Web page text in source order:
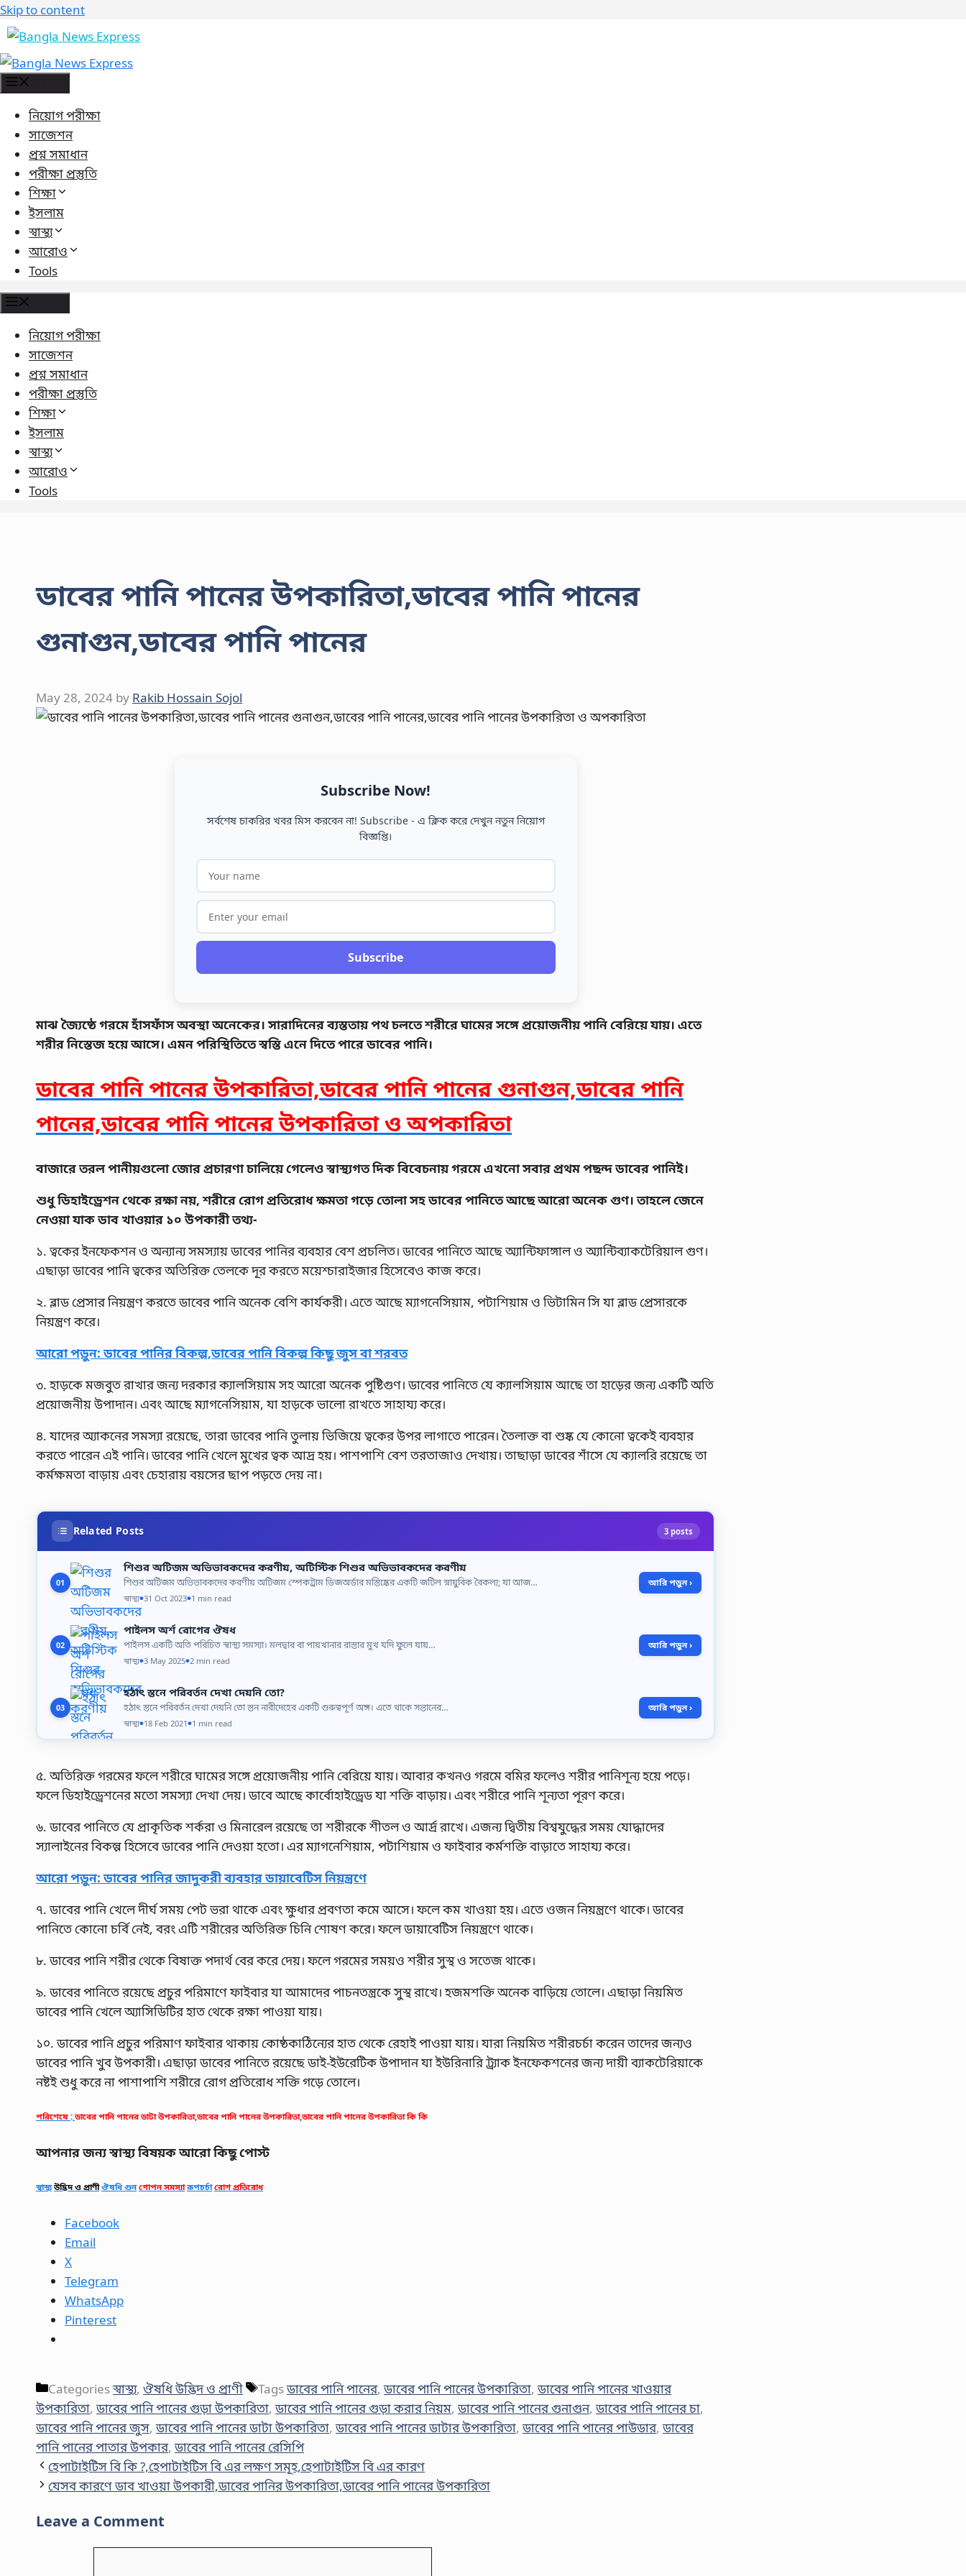
Skip to content
নিয়োগ পরীক্ষা
সাজেশন
প্রশ্ন সমাধান
পরীক্ষা প্রস্তুতি
শিক্ষা
ইসলাম
স্বাস্থ্য
আরোও
Tools
নিয়োগ পরীক্ষা
সাজেশন
প্রশ্ন সমাধান
পরীক্ষা প্রস্তুতি
শিক্ষা
ইসলাম
স্বাস্থ্য
আরোও
Tools
ডাবের পানি পানের উপকারিতা,ডাবের পানি পানের
গুনাগুন,ডাবের পানি পানের
May 28, 2024 by Rakib Hossain Sojol
Subscribe Now!
সর্বশেষ চাকরির খবর মিস করবেন না! Subscribe - এ ক্লিক করে দেখুন নতুন নিয়োগ
বিজ্ঞপ্তি।
Subscribe
মাঝ জ্যৈষ্ঠে গরমে হাঁসফাঁস অবস্থা অনেকের। সারাদিনের ব্যস্ততায় পথ চলতে শরীরে ঘামের সঙ্গে প্রয়োজনীয় পানি বেরিয়ে যায়। এতে
শরীর নিস্তেজ হয়ে আসে। এমন পরিস্থিতিতে স্বস্তি এনে দিতে পারে ডাবের পানি।
ডাবের পানি পানের উপকারিতা,ডাবের পানি পানের গুনাগুন,ডাবের পানি
পানের,ডাবের পানি পানের উপকারিতা ও অপকারিতা
বাজারে তরল পানীয়গুলো জোর প্রচারণা চালিয়ে গেলেও স্বাস্থ্যগত দিক বিবেচনায় গরমে এখনো সবার প্রথম পছন্দ ডাবের পানিই।
শুধু ডিহাইড্রেশন থেকে রক্ষা নয়, শরীরে রোগ প্রতিরোধ ক্ষমতা গড়ে তোলা সহ ডাবের পানিতে আছে আরো অনেক গুণ। তাহলে জেনে
নেওয়া যাক ডাব খাওয়ার ১০ উপকারী তথ্য-
১. ত্বকের ইনফেকশন ও অন্যান্য সমস্যায় ডাবের পানির ব্যবহার বেশ প্রচলিত। ডাবের পানিতে আছে অ্যান্টিফাঙ্গাল ও অ্যান্টিব্যাকটেরিয়াল গুণ।
এছাড়া ডাবের পানি ত্বকের অতিরিক্ত তেলকে দূর করতে ময়েশ্চারাইজার হিসেবেও কাজ করে।
২. ব্লাড প্রেসার নিয়ন্ত্রণ করতে ডাবের পানি অনেক বেশি কার্যকরী। এতে আছে ম্যাগনেসিয়াম, পটাশিয়াম ও ভিটামিন সি যা ব্লাড প্রেসারকে
নিয়ন্ত্রণ করে।
আরো পড়ুন: ডাবের পানির বিকল্প,ডাবের পানি বিকল্প কিছু জুস বা শরবত
৩. হাড়কে মজবুত রাখার জন্য দরকার ক্যালসিয়াম সহ আরো অনেক পুষ্টিগুণ। ডাবের পানিতে যে ক্যালসিয়াম আছে তা হাড়ের জন্য একটি অতি
প্রয়োজনীয় উপাদান। এবং আছে ম্যাগনেসিয়াম, যা হাড়কে ভালো রাখতে সাহায্য করে।
৪. যাদের অ্যাকনের সমস্যা রয়েছে, তারা ডাবের পানি তুলায় ভিজিয়ে ত্বকের উপর লাগাতে পারেন। তৈলাক্ত বা শুষ্ক যে কোনো ত্বকেই ব্যবহার
করতে পারেন এই পানি। ডাবের পানি খেলে মুখের ত্বক আদ্র হয়। পাশপাশি বেশ তরতাজাও দেখায়। তাছাড়া ডাবের শাঁসে যে ক্যালরি রয়েছে তা
কর্মক্ষমতা বাড়ায় এবং চেহারায় বয়সের ছাপ পড়তে দেয় না।
Related Posts 3 posts
01
শিশুর অটিজম অভিভাবকদের করণীয়, অটিস্টিক শিশুর অভিভাবকদের করণীয়
শিশুর অটিজম অভিভাবকদের করণীয় অটিজম স্পেকট্রাম ডিজঅর্ডার মস্তিষ্কের একটি জটিল স্নায়ুবিক বৈকল্য; যা আজ…
স্বাস্থ্য●31 Oct 2023●1 min read
আরি পড়ুন ›
02
পাইলস অর্শ রোগের ঔষধ
পাইলস একটি অতি পরিচিত স্বাস্থ্য সমস্যা। মলদ্বার বা পায়খানার রাস্তার মুখ যদি ফুলে যায়…
স্বাস্থ্য●3 May 2025●2 min read
আরি পড়ুন ›
03
হঠাৎ স্তনে পরিবর্তন দেখা দেয়নি তো?
হঠাৎ স্তনে পরিবর্তন দেখা দেয়নি তো স্তন নারীদেহের একটি গুরুত্বপূর্ণ অঙ্গ। এতে থাকে সন্তানের…
স্বাস্থ্য●18 Feb 2021 ●1 min read
আরি পড়ুন ›
৫. অতিরিক্ত গরমের ফলে শরীরে ঘামের সঙ্গে প্রয়োজনীয় পানি বেরিয়ে যায়। আবার কখনও গরমে বমির ফলেও শরীর পানিশূন্য হয়ে পড়ে।
ফলে ডিহাইড্রেশনের মতো সমস্যা দেখা দেয়। ডাবে আছে কার্বোহাইড্রেড যা শক্তি বাড়ায়। এবং শরীরে পানি শূন্যতা পূরণ করে।
৬. ডাবের পানিতে যে প্রাকৃতিক শর্করা ও মিনারেল রয়েছে তা শরীরকে শীতল ও আর্দ্র রাখে। এজন্য দ্বিতীয় বিশ্বযুদ্ধের সময় যোদ্ধাদের
স্যালাইনের বিকল্প হিসেবে ডাবের পানি দেওয়া হতো। এর ম্যাগনেশিয়াম, পটাশিয়াম ও ফাইবার কর্মশক্তি বাড়াতে সাহায্য করে।
আরো পড়ুন: ডাবের পানির জাদুকরী ব্যবহার ডায়াবেটিস নিয়ন্ত্রণে
৭. ডাবের পানি খেলে দীর্ঘ সময় পেট ভরা থাকে এবং ক্ষুধার প্রবণতা কমে আসে। ফলে কম খাওয়া হয়। এতে ওজন নিয়ন্ত্রণে থাকে। ডাবের
পানিতে কোনো চর্বি নেই, বরং এটি শরীরের অতিরিক্ত চিনি শোষণ করে। ফলে ডায়াবেটিস নিয়ন্ত্রণে থাকে।
৮. ডাবের পানি শরীর থেকে বিষাক্ত পদার্থ বের করে দেয়। ফলে গরমের সময়ও শরীর সুস্থ ও সতেজ থাকে।
৯. ডাবের পানিতে রয়েছে প্রচুর পরিমাণে ফাইবার যা আমাদের পাচনতন্ত্রকে সুস্থ রাখে। হজমশক্তি অনেক বাড়িয়ে তোলে। এছাড়া নিয়মিত
ডাবের পানি খেলে অ্যাসিডিটির হাত থেকে রক্ষা পাওয়া যায়।
১০. ডাবের পানি প্রচুর পরিমাণ ফাইবার থাকায় কোষ্ঠকাঠিন্যের হাত থেকে রেহাই পাওয়া যায়। যারা নিয়মিত শরীরচর্চা করেন তাদের জন্যও
ডাবের পানি খুব উপকারী। এছাড়া ডাবের পানিতে রয়েছে ডাই-ইউরেটিক উপাদান যা ইউরিনারি ট্র্যাক ইনফেকশনের জন্য দায়ী ব্যাকটেরিয়াকে
নষ্টই শুধু করে না পাশাপাশি শরীরে রোগ প্রতিরোধ শক্তি গড়ে তোলে।
পরিশেষে : ডাবের পানি পানের ডাটা উপকারিতা,ডাবের পানি পানের উপকারিতা,ডাবের পানি পানের উপকারিতা কি কি
আপনার জন্য স্বাস্থ্য বিষয়ক আরো কিছু পোস্ট
স্বাস্থ্য উদ্ভিদ ও প্রাণী ঔষধি গুন গোপন সমস্যা রূপচর্চা রোগ প্রতিরোধ
Facebook
Email
X
Telegram
WhatsApp
Pinterest
Categoriesস্বাস্থ্য, ঔষধি উদ্ভিদ ও প্রাণী Tagsডাবের পানি পানের,ডাবের পানি পানের উপকারিতা,ডাবের পানি পানের খাওয়ার
উপকারিতা,ডাবের পানি পানের গুড়া উপকারিতা,ডাবের পানি পানের গুড়া করার নিয়ম,ডাবের পানি পানের গুনাগুন,ডাবের পানি পানের চা,
ডাবের পানি পানের জুস,ডাবের পানি পানের ডাটা উপকারিতা,ডাবের পানি পানের ডাটার উপকারিতা,ডাবের পানি পানের পাউডার,ডাবের
পানি পানের পাতার উপকার,ডাবের পানি পানের রেসিপি
হেপাটাইটিস বি কি ?,হেপাটাইটিস বি এর লক্ষণ সমূহ,হেপাটাইটিস বি এর কারণ
যেসব কারণে ডাব খাওয়া উপকারী,ডাবের পানির উপকারিতা,ডাবের পানি পানের উপকারিতা
Leave a Comment